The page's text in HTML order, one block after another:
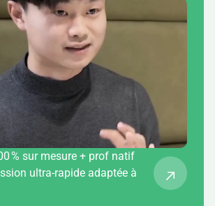
% sur mesure + prof natif
ultra-rapide adaptée à